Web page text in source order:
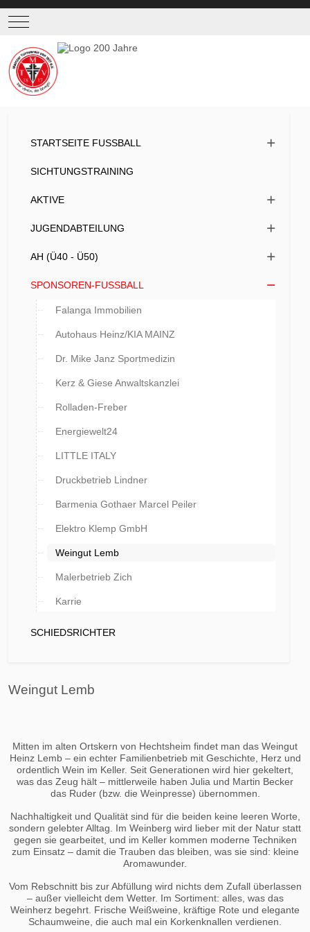
Mobile Menu Toggle
STARTSEITE FUSSBALL
SICHTUNGSTRAINING
AKTIVE
JUGENDABTEILUNG
AH (Ü40 - Ü50)
SPONSOREN-FUSSBALL
Falanga Immobilien
Autohaus Heinz/KIA MAINZ
Dr. Mike Janz Sportmedizin
Kerz & Giese Anwaltskanzlei
Rolladen-Freber
Energiewelt24
LITTLE ITALY
Druckbetrieb Lindner
Barmenia Gothaer Marcel Peiler
Elektro Klemp GmbH
Weingut Lemb
Malerbetrieb Zich
Karrie
SCHIEDSRICHTER
Weingut Lemb
Mitten im alten Ortskern von Hechtsheim findet man das Weingut
Heinz Lemb – ein echter Familienbetrieb mit Geschichte, Herz und
ordentlich Wein im Keller. Seit Generationen wird hier gekeltert,
was das Zeug hält – mittlerweile haben Julia und Martin Becker
das Ruder (bzw. die Weinpresse) übernommen.
Nachhaltigkeit und Qualität sind für die beiden keine leeren Worte,
sondern gelebter Alltag. Im Weinberg wird lieber mit der Natur statt
gegen sie gearbeitet, und im Keller kommen moderne Techniken
zum Einsatz – damit die Trauben das bleiben, was sie sind: kleine
Aromawunder.
Vom Rebschnitt bis zur Abfüllung wird nichts dem Zufall überlassen
– außer vielleicht dem Wetter. Im Sortiment: alles, was das
Weinherz begehrt. Frische Weißweine, kräftige Rote und elegante
Schaumweine, die auch mal ein Korkenknallen verdienen.